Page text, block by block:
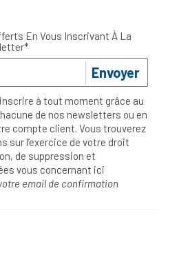
En Vous Inscrivant À La
Envoyer
à tout moment grâce au
de nos newsletters ou en
compte client. Vous trouverez
sur l’exercice de votre droit
de suppression et
vous concernant ici
email de confirmation